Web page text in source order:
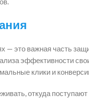
это важная часть
эффективности
клики и
откуда